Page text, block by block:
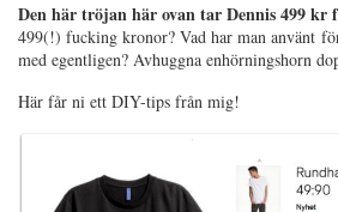
Den här tröjan här ovan tar Dennis 499 kr
499(!) fucking kronor? Vad har man använt
med egentligen? Avhuggna enhörningshorn
Här får ni ett DIY-tips från mig!